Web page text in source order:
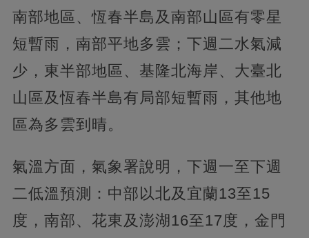
南部地區、恆春半島及南部山區有零星
短暫雨，南部平地多雲；下週二水氣減
少，東半部地區、基隆北海岸、大臺北
山區及恆春半島有局部短暫雨，其他地
區為多雲到晴。
氣溫方面，氣象署說明，下週一至下週
二低溫預測：中部以北及宜蘭13至15
度，南部、花東及澎湖16至17度，金門